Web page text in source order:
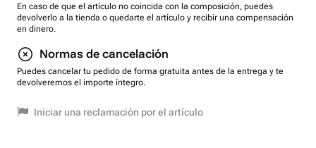
En caso de que el artículo no coincida con la composición, puedes
devolverlo a la tienda o quedarte el artículo y recibir una compensación
en dinero.
Normas de cancelación
Puedes cancelar tu pedido de forma gratuita antes de la entrega y te
devolveremos el importe íntegro.
Iniciar una reclamación por el artículo